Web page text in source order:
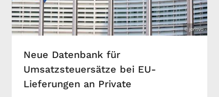
Neue Datenbank für
Umsatzsteuersätze bei EU-
Lieferungen an Private